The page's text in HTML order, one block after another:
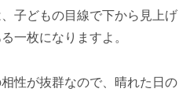
子どもの目線で下から見上げ
一枚になりますよ。
性が抜群なので、晴れた日の